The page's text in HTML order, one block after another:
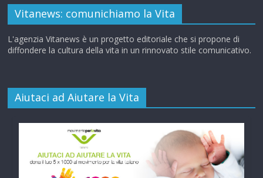
Vitanews: comunichiamo la Vita
L'agenzia Vitanews è un progetto editoriale che si propone di
diffondere la cultura della vita in un rinnovato stile comunicativo.
Aiutaci ad Aiutare la Vita